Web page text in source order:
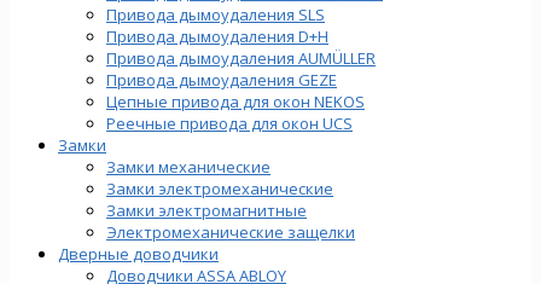
Привода дымоудаления SLS
Привода дымоудаления D+H
Привода дымоудаления AUMÜLLER
Привода дымоудаления GEZE
Цепные привода для окон NEKOS
Реечные привода для окон UСS
Замки
Замки механические
Замки электромеханические
Замки электромагнитные
Электромеханические защелки
Дверные доводчики
Доводчики ASSA ABLOY